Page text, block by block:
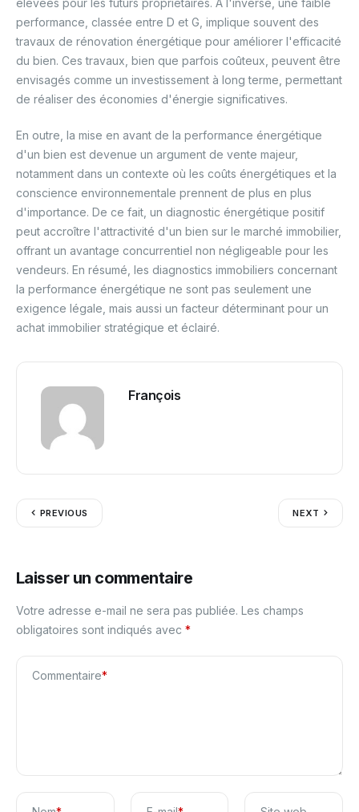
performance, classée entre D et G, implique souvent des
travaux de rénovation énergétique pour améliorer l'efficacité
du bien. Ces travaux, bien que parfois coûteux, peuvent être
envisagés comme un investissement à long terme, permettant
de réaliser des économies d'énergie significatives.
En outre, la mise en avant de la performance énergétique
d'un bien est devenue un argument de vente majeur,
notamment dans un contexte où les coûts énergétiques et la
conscience environnementale prennent de plus en plus
d'importance. De ce fait, un diagnostic énergétique positif
peut accroître l'attractivité d'un bien sur le marché immobilier,
offrant un avantage concurrentiel non négligeable pour les
vendeurs. En résumé, les diagnostics immobiliers concernant
la performance énergétique ne sont pas seulement une
exigence légale, mais aussi un facteur déterminant pour un
achat immobilier stratégique et éclairé.
François
PREVIOUS NEXT
Laisser un commentaire
Votre adresse e-mail ne sera pas publiée. Les champs
obligatoires sont indiqués avec *
Commentaire*